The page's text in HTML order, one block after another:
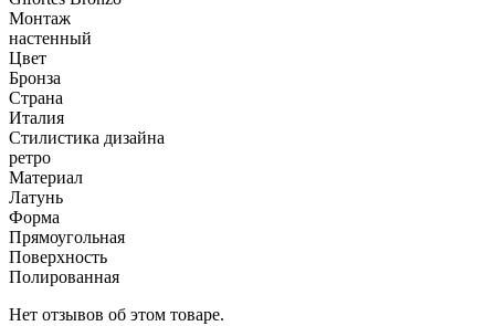
Монтаж
настенный
Цвет
Бронза
Страна
Италия
Стилистика дизайна
ретро
Материал
Латунь
Форма
Прямоугольная
Поверхность
Полированная
Нет отзывов об этом товаре.